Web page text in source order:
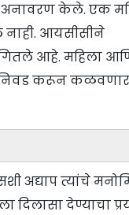
अनावरण केले. एक
नाही. आयसीसीने
आहे. महिला
निवड करून कळवणार
अद्याप त्यांचे
दिलासा देण्याचा